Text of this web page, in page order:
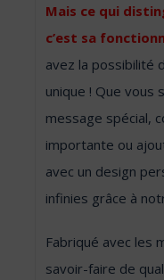
Mais ce qui
c’est sa
avez la possibilité
unique ! Que vous
message spécial,
importante ou
avec un design
infinies grâce à
Fabriqué avec les
savoir-faire de